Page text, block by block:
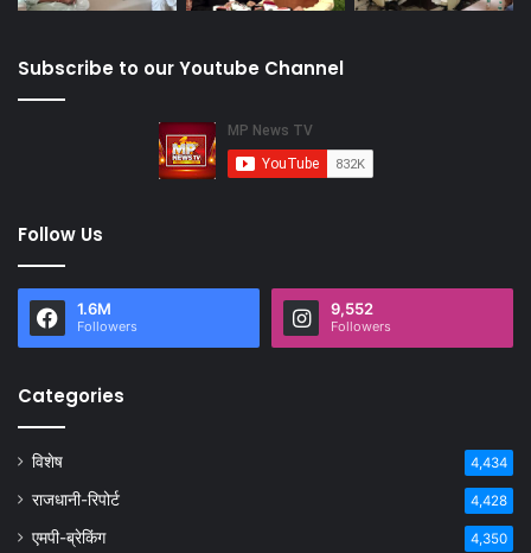
Subscribe to our Youtube Channel
Follow Us
1.6M
Followers
9,552
Followers
Categories
विशेष 4,434
राजधानी-रिपोर्ट 4,428
एमपी-ब्रेकिंग 4,350